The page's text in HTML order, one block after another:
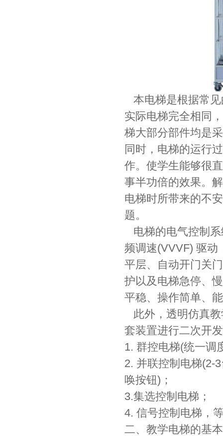
本电梯是根据常
实际电梯完全相同
梯大部分部件均是
同时，电梯的运行
作。使学生能够很
事半功倍的效果。
电梯时所带来的不
题。
电梯的电气控制
频调速(VVVF) 驱动
平层、自动开门关
护以及电梯急停、
平稳、操作简单、
此外，透明仿真
套装置进行二次开
1. 群控电梯(统一调
2. 并联控制电梯(2-
唤按钮)；
3.集选控制电梯；
4. 信号控制电梯，
二、教学电梯的基